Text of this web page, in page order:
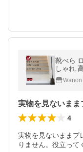
靴べら
しゃれ
ット シ
Wanon
4
実物を見ないままプ
りません。役立って